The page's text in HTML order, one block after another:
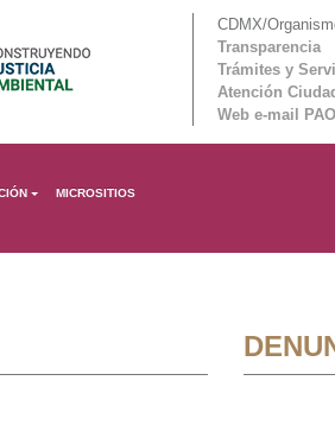
CDMX/
Transparencia
Trámites y
Atención
Web e-mail
MICROSITIOS